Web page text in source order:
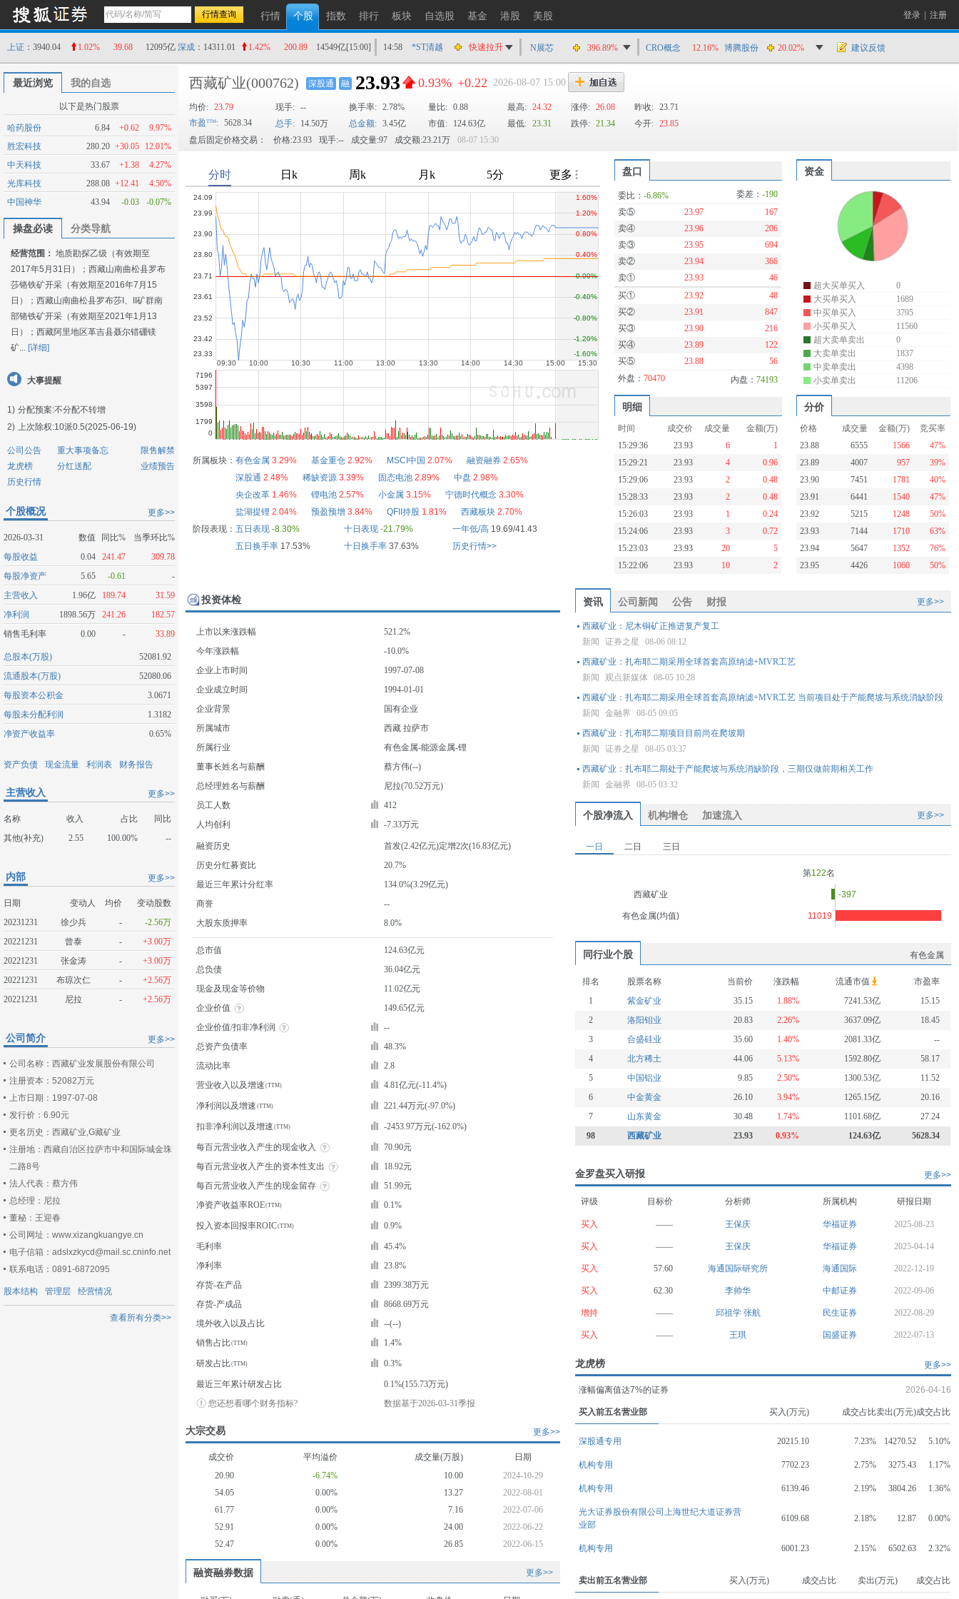
行情 个股 指数 排行 板块 自选股 基金 港股 美股 登录 注册
上证 ：3940.04 1.02% 39.68 12095亿 深成 ：14311.01 1.42% 200.89 14549亿[15:00] 14:58 *ST清越
快速拉升
14:56
上工Ｂ股
快速拉升
14:56
爱丽家居
快速拉升
14:56
金凯生科
14:56
南亚新材
猛烈打压
14:55
成都先导
盛达资源
14:55
盛达资源
快速拉升
14:53
中农立华 快速拉升
N展芯 396.89% CRO概念 12.16% 博腾股份 20.02% 建议反馈
最近浏览 我的自选
以下是热门股票
哈药股份 6.84 +0.62
9.97%
胜宏科技
280.20 +30.05
12.01%
中天科技
33.67 +1.38
4.27%
光库科技
288.08 +12.41
4.50%
中国神华
43.94 -0.03 -0.07%
操盘必读 分类导航
经营范围： 地质勘探乙级（有效期至
2017年5月31日）；西藏山南曲松县罗布
莎铬铁矿开采（有效期至2016年7月15
日）；西藏山南曲松县罗布莎I、II矿群南
部铬铁矿开采（有效期至2021年1月13
日）；西藏阿里地区革吉县聂尔错硼镁
矿... [详细]
大事提醒
1) 分配预案:不分配不转增
2) 上次除权:10派0.5(2025-06-19)
公司公告 重大事项备忘
限售解禁
龙虎榜
分红送配
业绩预告
历史行情
更多>>
个股概况
2026-03-31 数值 同比%
当季环比%
每股收益
0.04 241.47
309.78
每股净资产
5.65 -0.61
-
主营收入
1.96亿 189.74
31.59
净利润
1898.56万 241.26
182.57
销售毛利率
0.00 - 33.89
总股本(万股)
52081.92
流通股本(万股)
52080.06
每股资本公积金
3.0671
每股未分配利润
1.3182
净资产收益率
0.65%
资产负债 现金流量 利润表 财务报告
更多>>
主营收入
名称 收入 占比
同比
其他(补充)
2.55 100.00% --
更多>>
内部
日期 变动人 均价
变动股数
20231231
徐少兵 -
-2.56万
20221231
曾泰 -
+3.00万
20221231
张金涛 -
+3.00万
20221231
布琼次仁 -
+2.56万
20221231
尼拉 - +2.56万
更多>>
公司简介
公司名称：西藏矿业发展股份有限公司
注册资本：52082万元
上市日期：1997-07-08
发行价：6.90元
更名历史：西藏矿业,G藏矿业
注册地：西藏自治区拉萨市中和国际城金珠
二路8号
法人代表：蔡方伟
总经理：尼拉
董秘：王迎春
公司网址：www.xizangkuangye.cn
电子信箱：adslxzkycd@mail.sc.cninfo.net
联系电话：0891-6872095
股本结构 管理层 经营情况
查看所有分类>>
西藏矿业(000762) 深股通 融 23.93 0.93% +0.22 2026-08-07 15:00
均价: 23.79 现手: -- 换手率: 2.78% 量比: 0.88 最高: 24.32 涨停: 26.08 昨收: 23.71
市盈
: 5628.34 总手: 14.50万 总金额: 3.45亿 市值: 124.63亿 最低: 23.31 跌停: 21.34 今开: 23.85
盘后固定价格交易：
价格:23.93 现手:-- 成交量:97 成交额:23.21万 08-07 15:30
所属板块： 有色金属 3.29% 基金重仓 2.92% MSCI中国 2.07% 融资融券 2.65%
深股通 2.48% 稀缺资源 3.39% 固态电池 2.89% 中盘 2.98%
央企改革 1.46% 锂电池 2.57% 小金属 3.15% 宁德时代概念 3.30%
盐湖提锂 2.04% 预盈预增 3.84% QFII持股 1.81% 西藏板块 2.70%
阶段表现： 五日表现 -8.30% 十日表现 -21.79% 一年低/高 19.69/41.43
五日换手率17.53% 十日换手率37.63% 历史行情>>
盘口 资金
委比：-6.86% 委差：-190
卖⑤
23.97
167
卖④
23.96
206
卖③
23.95
694
卖②
23.94
366
卖①
23.93
46
买①
23.92
48
买②
23.91
847
买③
23.90
216
买④
23.89
122
买⑤
23.88
56
外盘：70470 内盘：74193
超大买单买入
0
大买单买入
1689
中买单买入
3795
小买单买入
11560
超大卖单卖出
0
大卖单卖出
1837
中卖单卖出
4398
小卖单卖出
11206
明细 分价
时间 成交价 成交量
金额(万)
15:29:36
23.93 6
1
15:29:21
23.93 4
0.96
15:29:06
23.93 2
0.48
15:28:33
23.93 2
0.48
15:26:03
23.93 1
0.24
15:24:06
23.93 3
0.72
15:23:03
23.93 20
5
15:22:06
23.93 10 2
价格 成交量 金额(万)
竞买率
23.88
6555 1566
47%
23.89
4007 957
39%
23.90
7451 1781
40%
23.91
6441 1540
47%
23.92
5215 1248
50%
23.93
7144 1710
63%
23.94
5647 1352
76%
23.95
4426 1060 50%
投资体检
上市以来涨跌幅
521.2%
今年涨跌幅
-10.0%
企业上市时间
1997-07-08
企业成立时间
1994-01-01
企业背景
国有企业
所属城市
西藏 拉萨市
所属行业
有色金属-能源金属-锂
董事长姓名与薪酬
蔡方伟(--)
总经理姓名与薪酬
尼拉(70.52万元)
员工人数
412
人均创利
-7.33万元
融资历史
首发(2.42亿元)定增2次(16.83亿元)
历史分红募资比
20.7%
最近三年累计分红率
134.0%(3.29亿元)
商誉
--
大股东质押率
8.0%
总市值
124.63亿元
总负债
36.04亿元
现金及现金等价物
11.02亿元
企业价值
149.65亿元
企业价值/扣非净利润
--
总资产负债率
48.3%
流动比率
2.8
营业收入以及增速
4.81亿元(-11.4%)
净利润以及增速 221.44万元(-97.0%)
扣非净利润以及增速 -2453.97万元(-162.0%)
每百元营业收入产生的现金收入
70.90元
每百元营业收入产生的资本性支出
18.92元
每百元营业收入产生的现金留存
51.99元
净资产收益率ROE
0.1%
投入资本回报率ROIC 0.9%
毛利率
45.4%
净利率
23.8%
存货-在产品
2399.38万元
存货-产成品
8668.69万元
境外收入以及占比
--(--)
销售占比
1.4%
研发占比 0.3%
最近三年累计研发占比
0.1%(155.73万元)
您还想看哪个财务指标?
数据基于2026-03-31季报
更多>>
大宗交易
成交价 平均溢价 成交量(万股)
日期
20.90
-6.74% 10.00
2024-10-29
54.05
0.00% 13.27
2022-08-01
61.77
0.00% 7.16
2022-07-06
52.91
0.00% 24.00
2022-06-22
52.47
0.00% 26.85 2022-06-15
融资融券数据 更多>>
资讯 公司新闻 公告 财报 更多>>
西藏矿业：尼木铜矿正推进复产复工
新闻
证券之星
08-06 08:12
西藏矿业：扎布耶二期采用全球首套高原纳滤+MVR工艺
新闻
观点新媒体
08-05 10:28
西藏矿业：扎布耶二期采用全球首套高原纳滤+MVR工艺 当前项目处于产能爬坡与系统消缺阶段
新闻
金融界
08-05 09:05
西藏矿业：扎布耶二期项目目前尚在爬坡期
新闻
证券之星
08-05 03:37
西藏矿业：扎布耶二期处于产能爬坡与系统消缺阶段，三期仅做前期相关工作
新闻
金融界 08-05 03:32
个股净流入 机构增仓 加速流入 更多>>
一日 二日 三日
第122名
西藏矿业 -397
有色金属(均值) 11019
同行业个股 有色金属
排名 股票名称 当前价 涨跌幅 流通市值
市盈率
1
紫金矿业 35.15 1.88% 7241.53亿
15.15
2
洛阳钼业 20.83 2.26% 3637.09亿
18.45
3
合盛硅业 35.60 1.40% 2081.33亿
--
4
北方稀土 44.06 5.13% 1592.80亿
58.17
5
中国铝业 9.85 2.50% 1300.53亿
11.52
6
中金黄金 26.10 3.94% 1265.15亿
20.16
7
山东黄金 30.48 1.74% 1101.68亿
27.24
98
西藏矿业 23.93 0.93% 124.63亿 5628.34
更多>>
金罗盘买入研报
评级 目标价 分析师 所属机构 研报日期
买入 —— 王保庆 华福证券 2025-08-23
买入 —— 王保庆 华福证券 2025-04-14
买入 57.60 海通国际研究所 海通国际 2022-12-19
买入 62.30 李帅华 中邮证券 2022-09-06
增持 —— 邱祖学 张航 民生证券 2022-08-29
买入 —— 王琪 国盛证券 2022-07-13
更多>>
龙虎榜
涨幅偏离值达7%的证券 2026-04-16
买入前五名营业部 买入(万元) 成交占比卖出(万元)成交占比
深股通专用 20215.10 7.23% 14270.52 5.10%
机构专用 7702.23 2.75% 3275.43 1.17%
机构专用 6139.46 2.19% 3804.26 1.36%
光大证券股份有限公司上海世纪大道证券营
业部
6109.68 2.18% 12.87 0.00%
机构专用 6001.23 2.15% 6502.63 2.32%
卖出前五名营业部 买入(万元) 成交占比 卖出(万元) 成交占比